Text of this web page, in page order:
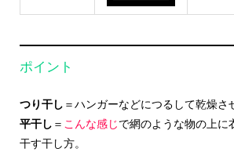
ポイント
つり干し ＝ハンガーなどにつるして乾燥さ
平干し ＝ こんな感じで網のような物の上に
干す干し方。